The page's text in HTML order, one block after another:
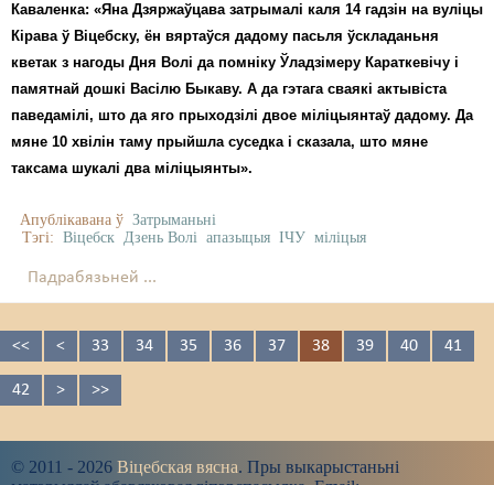
Каваленка: «Яна Дзяржаўцава затрымалі каля 14 гадзін на вуліцы
Кірава ў Віцебску, ён вяртаўся дадому пасьля ўскладаньня
кветак з нагоды Дня Волі да помніку Ўладзімеру Караткевічу і
памятнай дошкі Васілю Быкаву. А да гэтага сваякі актывіста
паведамілі, што да яго прыходзілі двое міліцыянтаў дадому. Да
мяне 10 хвілін таму прыйшла суседка і сказала, што мяне
таксама шукалі два міліцыянты».
Апублікавана ў Затрыманьні
Тэгі: Віцебск Дзень Волі апазыцыя ІЧУ міліцыя
Падрабязьней ...
<< < 33 34 35 36 37 38 39 40 41
42 > >>
© 2011 - 2026 Віцебская вясна. Пры выкарыстаньні